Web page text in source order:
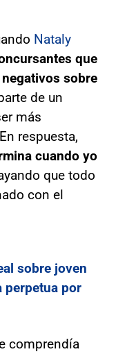
Nataly
que
sobre
de un
más
respuesta,
cuando yo
que todo
con el
sobre joven
perpetua por
comprendía